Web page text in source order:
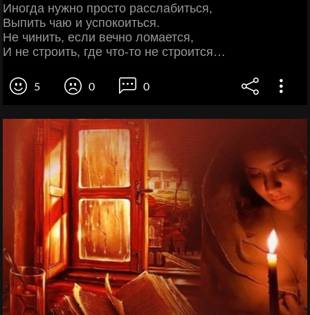
Иногда нужно просто расслабиться,
Выпить чаю и успокоиться.
Не чинить, если вечно ломается,
И не строить, где что-то не строится…
5 0 0